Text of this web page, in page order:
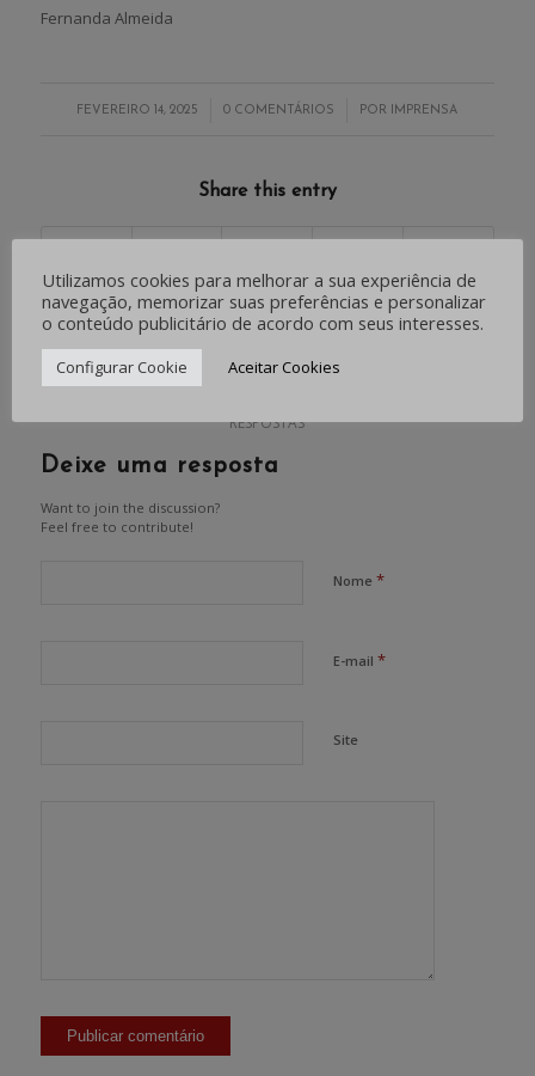
Fernanda Almeida
FEVEREIRO 14, 2025
/ 0 COMENTÁRIOS
/ POR IMPRENSA
Share this entry
0
RESPOSTAS
Deixe uma resposta
Want to join the discussion?
Feel free to contribute!
Nome *
E-mail *
Site
Utilizamos cookies para melhorar a sua experiência de
navegação, memorizar suas preferências e personalizar
o conteúdo publicitário de acordo com seus interesses.
Configurar Cookie Aceitar Cookies